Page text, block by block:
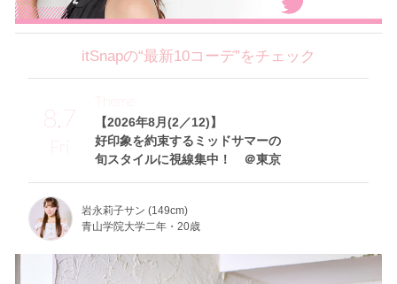
itSnapの“最新10コーデ”をチェック
8.7
Fri
【2026年8月(2／12)】
好印象を約束するミッドサマーの
旬スタイルに視線集中！ ＠東京
Theme
岩永莉子サン (149cm)
青山学院大学二年・20歳